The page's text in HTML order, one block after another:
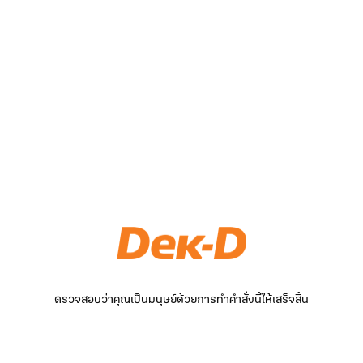
ตรวจสอบว่าคุณเป็นมนุษย์ด้วยการทำคำสั่งนี้ให้เสร็จสิ้น